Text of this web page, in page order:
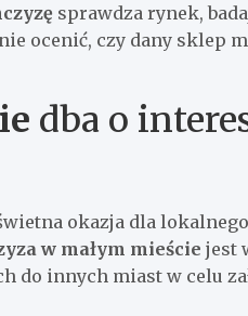
sprawdza rynek,
ocenić, czy dany sklep
dba o
okazja dla lokalnego
w małym mieście jest
do innych miast w celu